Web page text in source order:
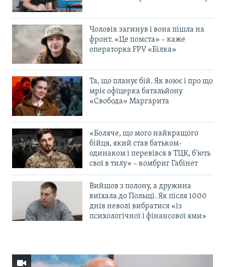
Чоловік загинув і вона пішла на
фронт. «Це помста» – каже
операторка FPV «Білка»
Та, що планує бій. Як воює і про що
мріє офіцерка батальйону
«Свобода» Маргарита
«Боляче, що мого найкращого
бійця, який став батьком-
одинаком і перевівся в ТЦК, б’ють
свої в тилу» – комбриг Габінет
Вийшов з полону, а дружина
виїхала до Польщі. Як після 1000
днів неволі вибратися «із
психологічної і фінансової ями»